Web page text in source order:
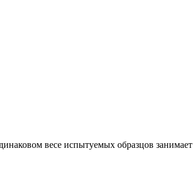
весе испытуемых образцов